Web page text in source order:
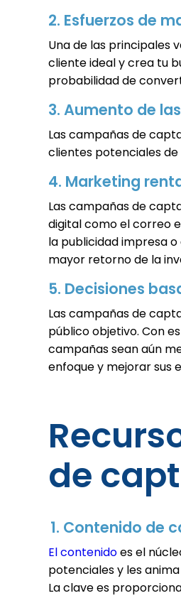
2. Esfuerzos de
Una de las principales
cliente ideal y crea tu
probabilidad de
3. Aumento de
Las campañas de
clientes potenciales
4. Marketing
Las campañas de
digital como el correo
la publicidad impresa
mayor retorno de la
5. Decisiones
Las campañas de
público objetivo. Con
campañas sean aún
enfoque y mejorar sus
de
1. Contenido de
El contenidoes el
potenciales y les
La clave es